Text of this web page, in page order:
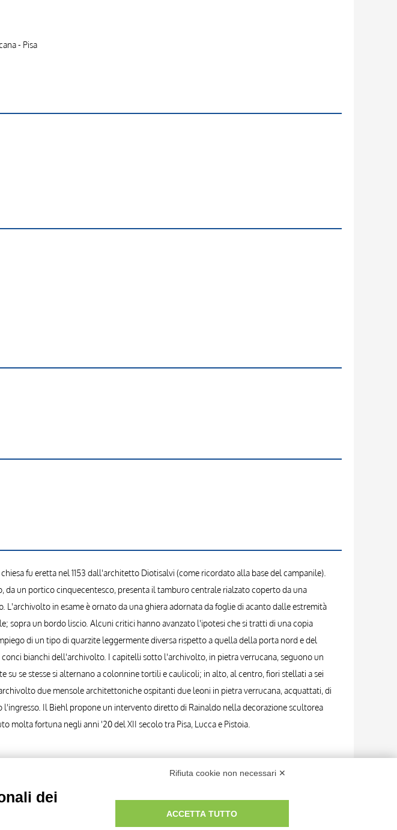
- Pisa
fu eretta nel 1153 dall'architetto Diotisalvi (come ricordato alla base del campanile).
da un portico cinquecentesco, presenta il tamburo centrale rialzato coperto da una
in esame è ornato da una ghiera adornata da foglie di acanto dalle estremità
sopra un bordo liscio. Alcuni critici hanno avanzato l'ipotesi che si tratti di una copia
di un tipo di quarzite leggermente diversa rispetto a quella della porta nord e del
bianchi dell'archivolto. I capitelli sotto l'archivolto, in pietra verrucana, seguono un
se stesse si alternano a colonnine tortili e caulicoli; in alto, al centro, fiori stellati a sei
due mensole architettoniche ospitanti due leoni in pietra verrucana, acquattati, di
Il Biehl propone un intervento diretto di Rainaldo nella decorazione scultorea
molta fortuna negli anni '20 del XII secolo tra Pisa, Lucca e Pistoia.
Sepolcro - portale, part.
- portale, part.
Rifiuta cookie non necessari ✕
dei
ACCETTA TUTTO